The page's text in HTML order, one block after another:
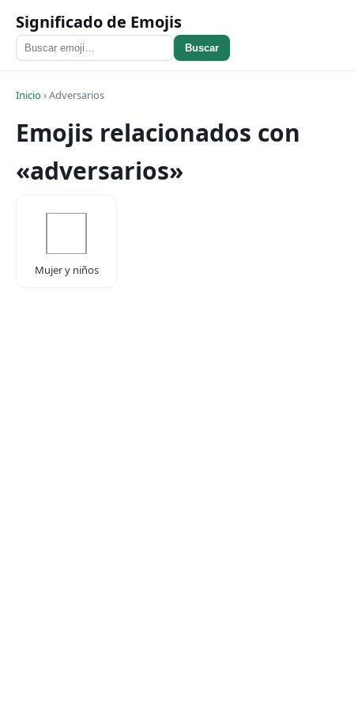
Significado de Emojis
Buscar
Inicio›Adversarios
Emojis relacionados con
«adversarios»
Mujer y niños